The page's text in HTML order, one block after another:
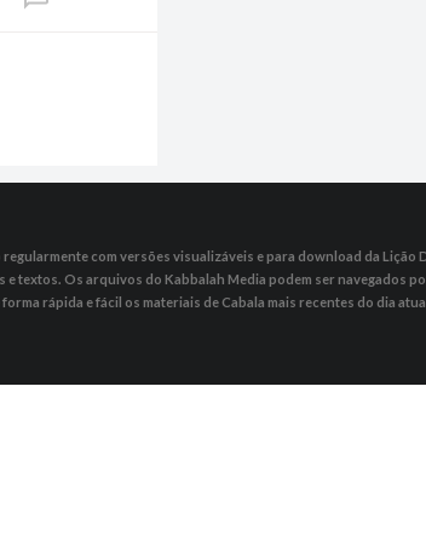
regularmente com versões visualizáveis ​​e para download da Lição
textos. Os arquivos do Kabbalah Media podem ser navegados
rápida e fácil os materiais de Cabala mais recentes do dia